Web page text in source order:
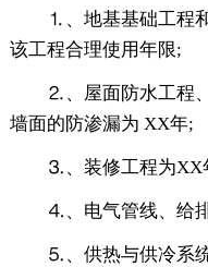
⒈、地基基础工程
该工程合理使用年限;
⒉、屋面防水工程
墙面的防渗漏为 XX年;
⒊、装修工程为XX
⒋、电气管线、给
⒌、供热与供冷系